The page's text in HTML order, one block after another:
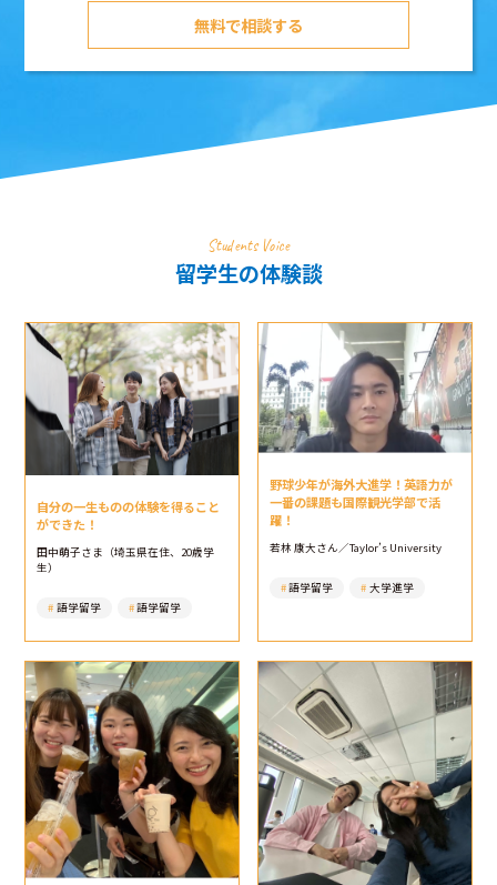
無料で相談する
Students Voice
留学生の体験談
自分の一生ものの体験を得ること
ができた！
田中萌子さま（埼玉県在住、20歳学
生）
語学留学 語学留学
野球少年が海外大進学！英語力が
一番の課題も国際観光学部で活
躍！
若林 康大さん／Taylor’s University
語学留学 大学進学